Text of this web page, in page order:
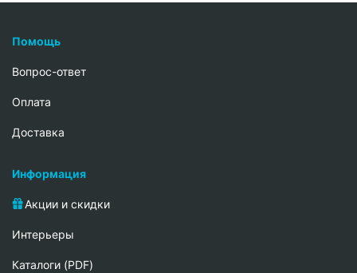
Помощь
Вопрос-ответ
Oплата
Доставка
Информация
Акции и скидки
Интерьеры
Каталоги (PDF)